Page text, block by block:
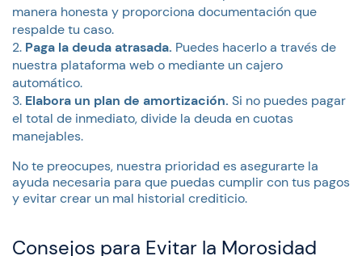
manera honesta y proporciona documentación que
respalde tu caso.
Paga la deuda atrasada. Puedes hacerlo a través de
nuestra plataforma web o mediante un cajero
automático.
Elabora un plan de amortización. Si no puedes pagar
el total de inmediato, divide la deuda en cuotas
manejables.
No te preocupes, nuestra prioridad es asegurarte la
ayuda necesaria para que puedas cumplir con tus pagos
y evitar crear un mal historial crediticio.
Consejos para Evitar la Morosidad